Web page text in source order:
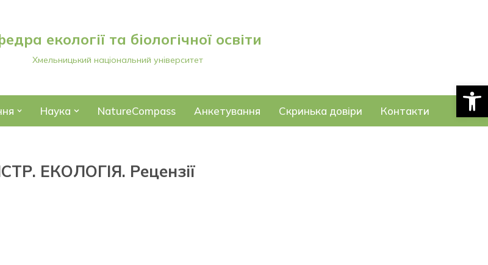
екології та біологічної освіти
Хмельницький національний університет
Наука NatureCompass Анкетування Скринька довіри Контакти
ЕКОЛОГІЯ. Рецензії